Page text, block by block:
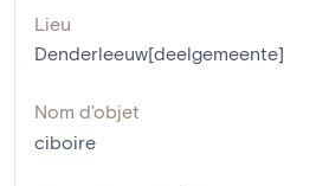
Lieu
Denderleeuw[deelgemeente]
Nom d'objet
ciboire